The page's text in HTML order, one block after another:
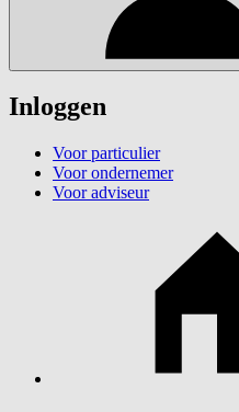
Inloggen
Voor particulier
Voor ondernemer
Voor adviseur